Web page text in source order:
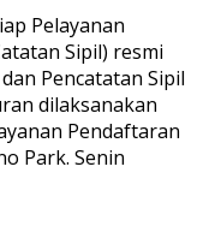
Pelayanan
Sipil) resmi
Pencatatan Sipil
dilaksanakan
Pendaftaran
Park. Senin